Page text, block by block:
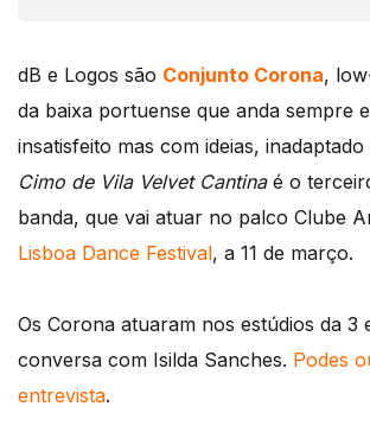
dB e Logos são Conjunto Corona,
da baixa portuense que anda sempre
insatisfeito mas com ideias,
Cimo de Vila Velvet Cantinaé o
banda, que vai atuar no palco Clube
Lisboa Dance Festival, a 11 de março.
Os Corona atuaram nos estúdios da 3
conversa com Isilda Sanches. Podes
entrevista.